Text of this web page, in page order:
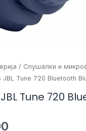
/ Слушалки и
Tune 720 Bluetooth
Tune 720